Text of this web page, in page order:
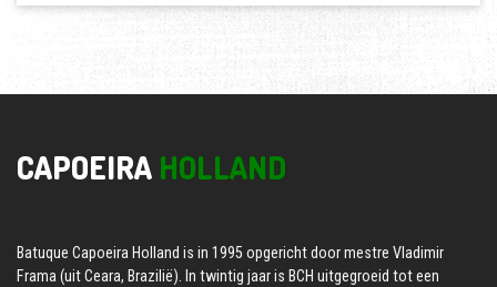
CAPOEIRA HOLLAND
Batuque Capoeira Holland is in 1995 opgericht door mestre Vladimir
Frama (uit Ceara, Brazilië). In twintig jaar is BCH uitgegroeid tot een